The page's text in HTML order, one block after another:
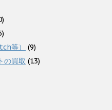
等）
(9)
の買取 (13)